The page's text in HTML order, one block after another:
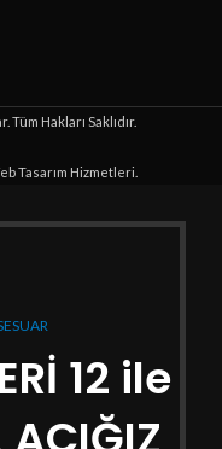
Hakları Saklıdır.
Tasarım Hizmetleri.
12 ile